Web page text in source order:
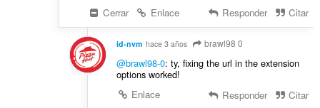
Cerrar
Enlace Responder Citar
id-nvm hace 3 años brawl98 0
@brawl98-0: ty, fixing the url in the extension
options worked!
Enlace
Responder Citar